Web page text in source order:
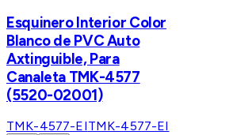
Esquinero Interior Color
Blanco de PVC Auto
Axtinguible, Para
Canaleta TMK-4577
(5520-02001)
TMK-4577-EITMK-4577-EI